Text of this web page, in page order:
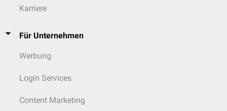
Karriere
Für Unternehmen
Werbung
Login Services
Content Marketing